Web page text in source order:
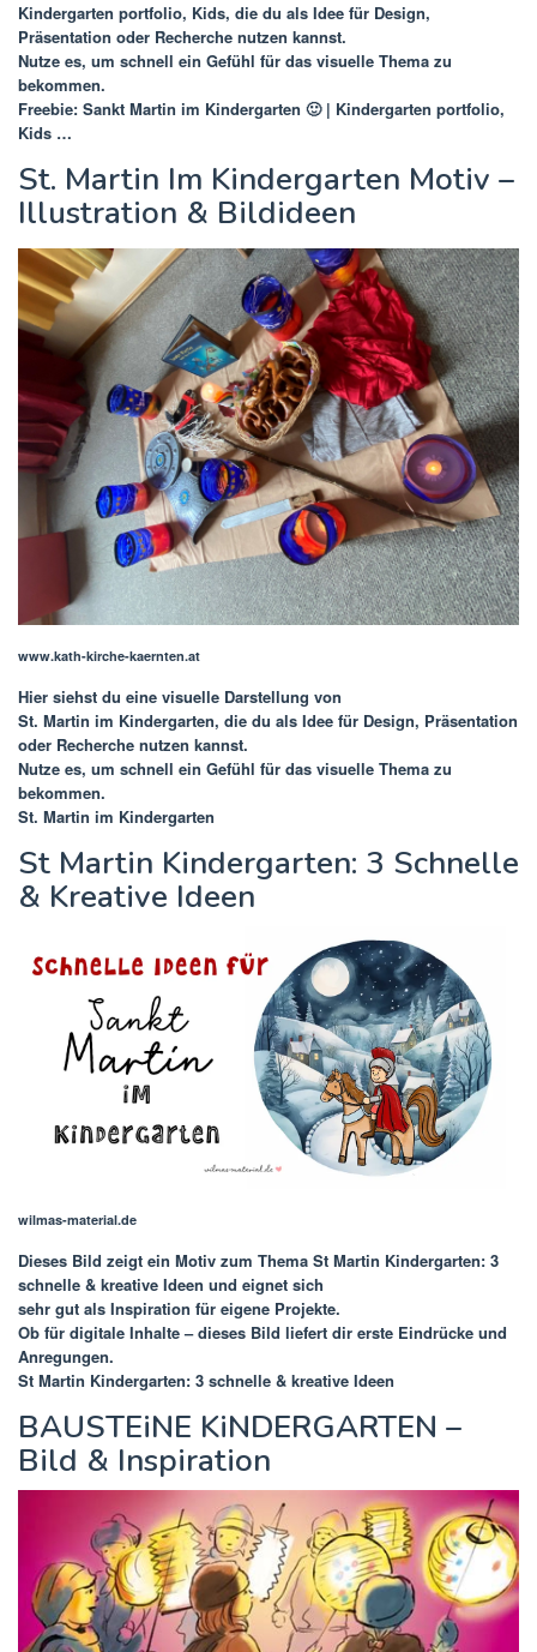
Kindergarten portfolio, Kids, die du als Idee für Design,
Präsentation oder Recherche nutzen kannst.
Nutze es, um schnell ein Gefühl für das visuelle Thema zu
bekommen.
Freebie: Sankt Martin im Kindergarten 🙂 | Kindergarten portfolio,
Kids …
St. Martin Im Kindergarten Motiv –
Illustration & Bildideen
www.kath-kirche-kaernten.at
Hier siehst du eine visuelle Darstellung von
St. Martin im Kindergarten, die du als Idee für Design, Präsentation
oder Recherche nutzen kannst.
Nutze es, um schnell ein Gefühl für das visuelle Thema zu
bekommen.
St. Martin im Kindergarten
St Martin Kindergarten: 3 Schnelle
& Kreative Ideen
wilmas-material.de
Dieses Bild zeigt ein Motiv zum Thema St Martin Kindergarten: 3
schnelle & kreative Ideen und eignet sich
sehr gut als Inspiration für eigene Projekte.
Ob für digitale Inhalte – dieses Bild liefert dir erste Eindrücke und
Anregungen.
St Martin Kindergarten: 3 schnelle & kreative Ideen
BAUSTEiNE KiNDERGARTEN –
Bild & Inspiration